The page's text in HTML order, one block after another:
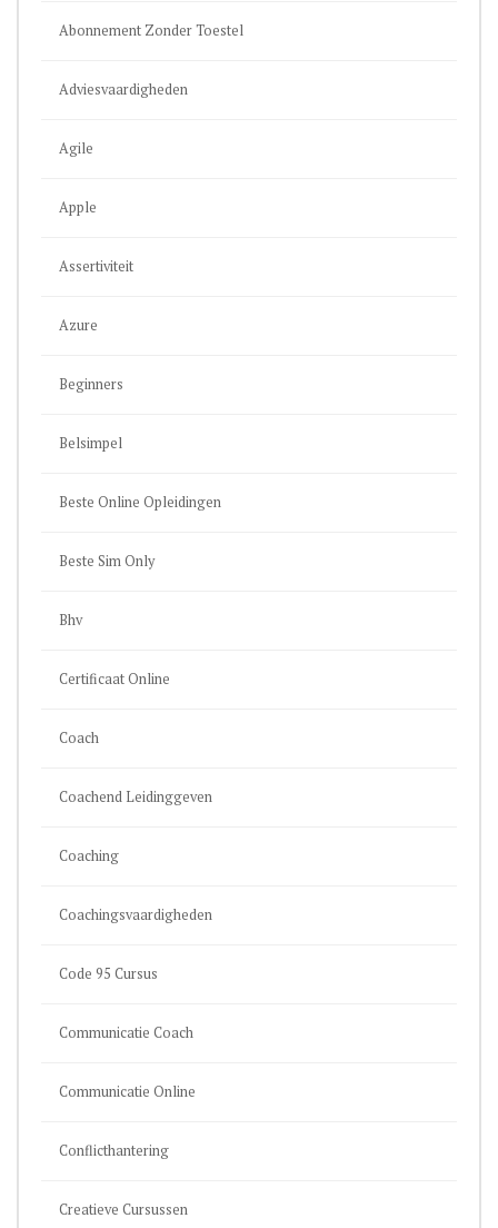
Abonnement Zonder Toestel
Adviesvaardigheden
Agile
Apple
Assertiviteit
Azure
Beginners
Belsimpel
Beste Online Opleidingen
Beste Sim Only
Bhv
Certificaat Online
Coach
Coachend Leidinggeven
Coaching
Coachingsvaardigheden
Code 95 Cursus
Communicatie Coach
Communicatie Online
Conflicthantering
Creatieve Cursussen